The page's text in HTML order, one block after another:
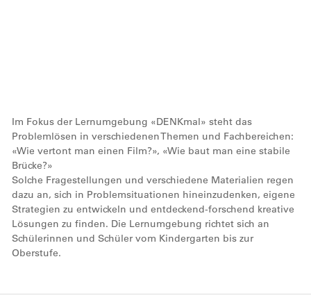
video
URL
Im Fokus der Lernumgebung «DENKmal» steht das
Problemlösen in verschiedenen Themen und Fachbereichen:
«Wie vertont man einen Film?», «Wie baut man eine stabile
Brücke?»
Solche Fragestellungen und verschiedene Materialien regen
dazu an, sich in Problemsituationen hineinzudenken, eigene
Strategien zu entwickeln und entdeckend-forschend kreative
Lösungen zu finden. Die Lernumgebung richtet sich an
Schülerinnen und Schüler vom Kindergarten bis zur
Oberstufe.